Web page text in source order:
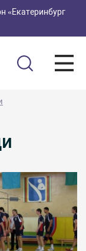
«Екатеринбург